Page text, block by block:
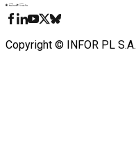
Copyright © INFOR PL S.A.